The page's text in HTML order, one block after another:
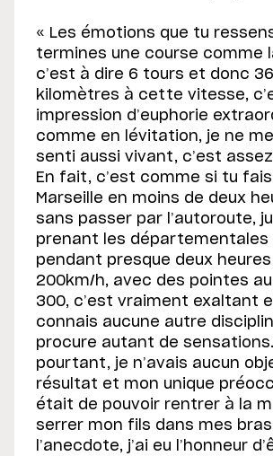
« Les émotions que tu
termines une course comme
c’est à dire 6 tours et donc
kilomètres à cette vitesse,
impression d’euphorie
comme en lévitation, je ne
senti aussi vivant, c’est
En fait, c’est comme si tu
Marseille en moins de deux
sans passer par l’autoroute,
prenant les départementales
pendant presque deux heures
200km/h, avec des pointes
300, c’est vraiment exaltant
connais aucune autre
procure autant de
pourtant, je n’avais aucun
résultat et mon unique
était de pouvoir rentrer à la
serrer mon fils dans mes bras
l’anecdote, j’ai eu l’honneur